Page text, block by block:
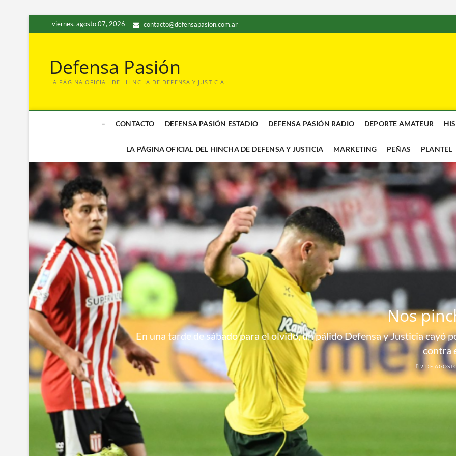
al
viernes, agosto 07, 2026 contacto@defensapasion.com.ar
Defensa Pasión
LA PÁGINA OFICIAL DEL HINCHA DE DEFENSA Y JUSTICIA
– CONTACTO DEFENSA PASIÓN ESTADIO DEFENSA PASIÓN RADIO DEPORTE AMATEUR
LA PÁGINA OFICIAL DEL HINCHA DE DEFENSA Y JUSTICIA MARKETING PEÑAS PLANTEL
Nos
En una tarde de sábado para el olvido, un pálido Defensa y Justicia cayó
contra
2 DE